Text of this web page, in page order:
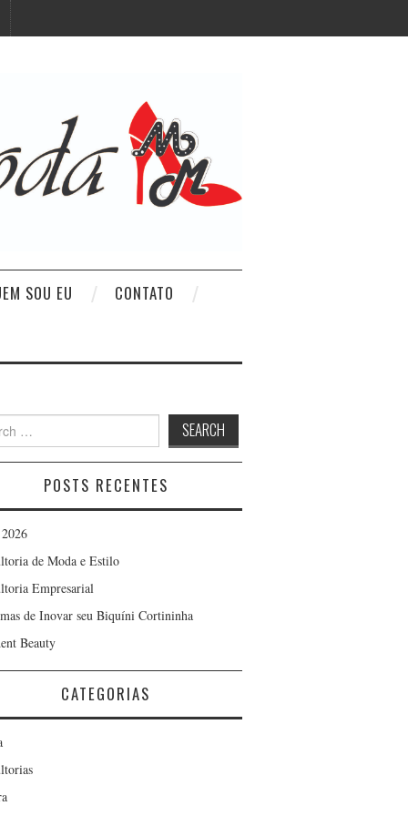
SOU EU
CONTATO
POSTS RECENTES
de Moda e Estilo
Empresarial
de Inovar seu Biquíni Cortininha
Beauty
CATEGORIAS